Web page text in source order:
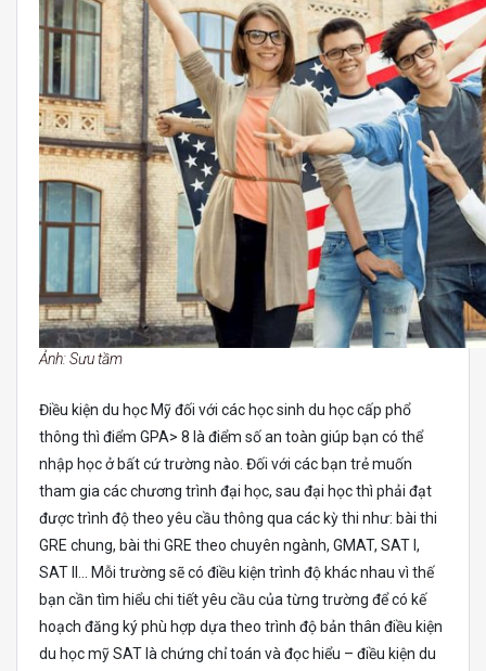
Ảnh: Sưu tầm
Điều kiện du học Mỹ đối với các học sinh du học cấp phổ
thông thì điểm GPA> 8 là điểm số an toàn giúp bạn có thể
nhập học ở bất cứ trường nào. Đối với các bạn trẻ muốn
tham gia các chương trình đại học, sau đại học thì phải đạt
được trình độ theo yêu cầu thông qua các kỳ thi như: bài thi
GRE chung, bài thi GRE theo chuyên ngành, GMAT, SAT I,
SAT II… Mỗi trường sẽ có điều kiện trình độ khác nhau vì thế
bạn cần tìm hiểu chi tiết yêu cầu của từng trường để có kế
hoạch đăng ký phù hợp dựa theo trình độ bản thân điều kiện
du học mỹ SAT là chứng chỉ toán và đọc hiểu – điều kiện du